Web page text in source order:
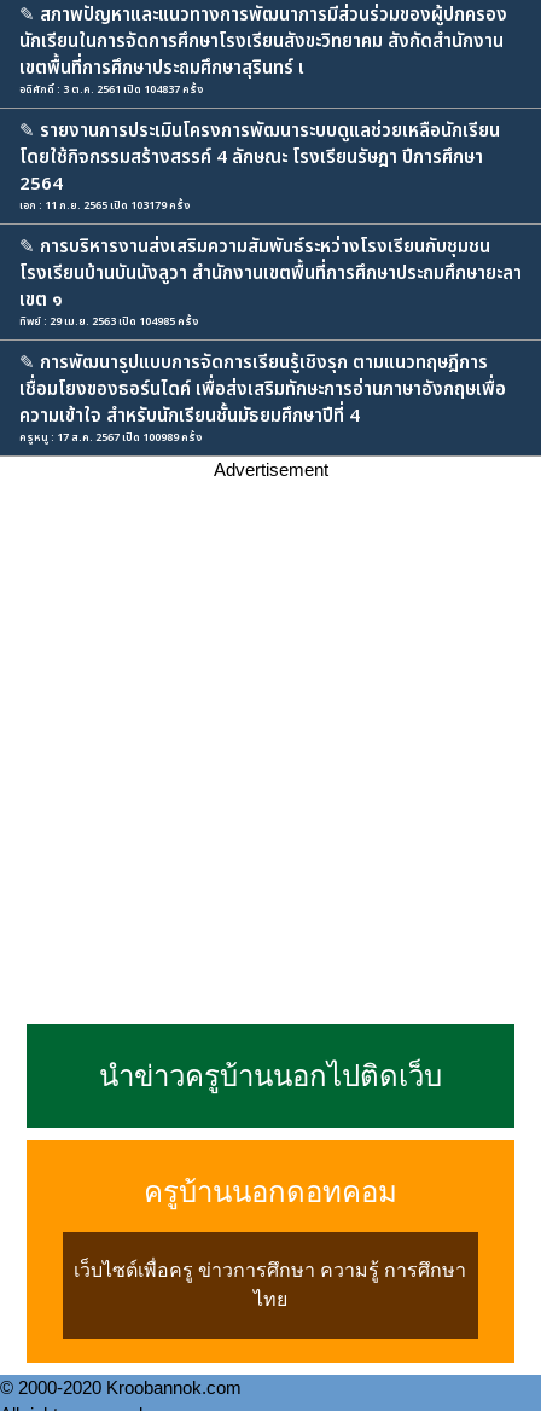
✎ สภาพปัญหาและแนวทางการพัฒนาการมีส่วนร่วมของผู้ปกครอง
นักเรียนในการจัดการศึกษาโรงเรียนสังขะวิทยาคม สังกัดสำนักงาน
เขตพื้นที่การศึกษาประถมศึกษาสุรินทร์ เ
อดิศักดิ์ : 3 ต.ค. 2561 เปิด 104837 ครั้ง
✎ รายงานการประเมินโครงการพัฒนาระบบดูแลช่วยเหลือนักเรียน
โดยใช้กิจกรรมสร้างสรรค์ 4 ลักษณะ โรงเรียนรัษฎา ปีการศึกษา
2564
เอก : 11 ก.ย. 2565 เปิด 103179 ครั้ง
✎ การบริหารงานส่งเสริมความสัมพันธ์ระหว่างโรงเรียนกับชุมชน
โรงเรียนบ้านบันนังลูวา สำนักงานเขตพื้นที่การศึกษาประถมศึกษายะลา
เขต ๑
ทิพย์ : 29 เม.ย. 2563 เปิด 104985 ครั้ง
✎ การพัฒนารูปแบบการจัดการเรียนรู้เชิงรุก ตามแนวทฤษฎีการ
เชื่อมโยงของธอร์นไดค์ เพื่อส่งเสริมทักษะการอ่านภาษาอังกฤษเพื่อ
ความเข้าใจ สำหรับนักเรียนชั้นมัธยมศึกษาปีที่ 4
ครูหนู : 17 ส.ค. 2567 เปิด 100989 ครั้ง
Advertisement
นำข่าวครูบ้านนอกไปติดเว็บ
ครูบ้านนอกดอทคอม
เว็บไซต์เพื่อครู ข่าวการศึกษา ความรู้ การศึกษา
ไทย
© 2000-2020 Kroobannok.com